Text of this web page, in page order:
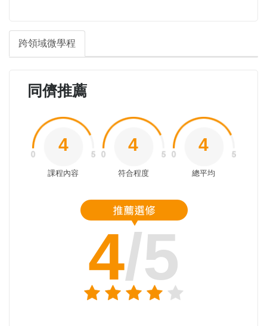
跨領域微學程
同儕推薦
4
課程內容
4
符合程度
4
總平均
4/5